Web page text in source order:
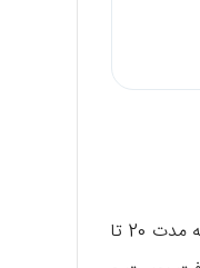
ماسک صورت از مواد مایع و خمیری شکل و نرم تشکیل شده است که بر روی تمام سطح پوست مالیده میشود و باید به مدت 20 تا